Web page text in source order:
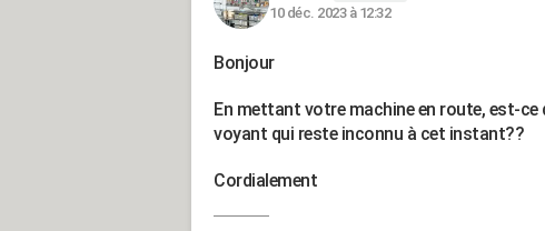
10 déc. 2023 à 12:32
Bonjour
En mettant votre machine en route, est-
voyant qui reste inconnu à cet instant??
Cordialement